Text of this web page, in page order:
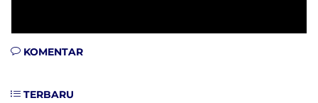
KOMENTAR
TERBARU